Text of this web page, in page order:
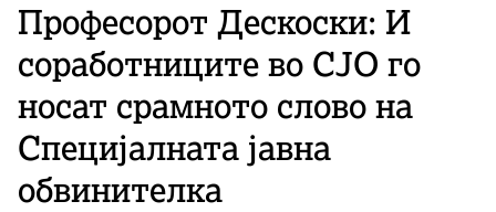
Професорот Дескоски: И
соработниците во СЈО го
носат срамното слово на
Специјалната јавна
обвинителка